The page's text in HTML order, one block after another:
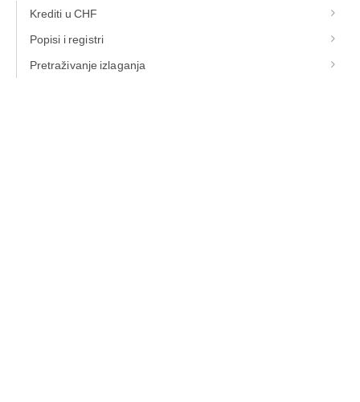
Krediti u CHF
Popisi i registri
Pretraživanje izlaganja